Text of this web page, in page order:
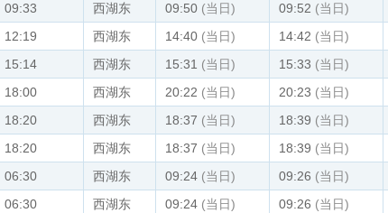
09:33 西湖东 09:50 (当日) 09:52 (当日)
12:19 西湖东 14:40 (当日) 14:42 (当日)
15:14 西湖东 15:31 (当日) 15:33 (当日)
18:00 西湖东 20:22 (当日) 20:23 (当日)
18:20 西湖东 18:37 (当日) 18:39 (当日)
18:20 西湖东 18:37 (当日) 18:39 (当日)
06:30 西湖东 09:24 (当日) 09:26 (当日)
06:30 西湖东 09:24 (当日) 09:26 (当日)